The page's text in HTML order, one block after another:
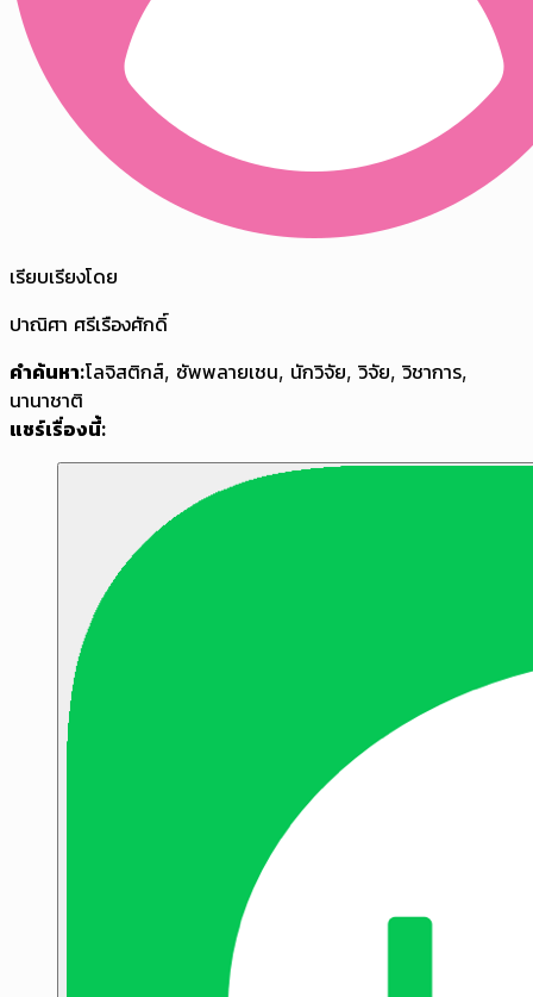
เรียบเรียงโดย
ปาณิศา ศรีเรืองศักดิ์
คำค้นหา:โลจิสติกส์, ซัพพลายเชน, นักวิจัย, วิจัย, วิชาการ,
นานาชาติ
แชร์เรื่องนี้: